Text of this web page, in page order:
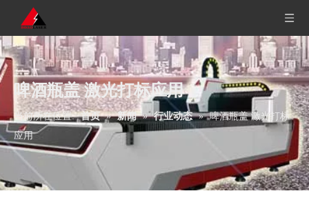
啤酒瓶盖 激光打标应用
当前所在位置: 首页 » 新闻 » 行业动态 » 啤酒瓶盖 激光打标
应用